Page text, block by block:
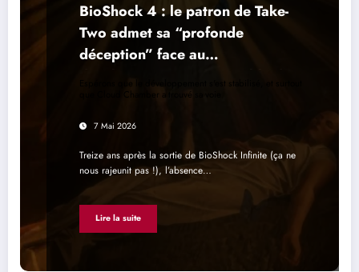
BioShock 4 : le patron de Take-
Two admet sa “profonde
déception” face au
développement interminable du
Espérons que le développement s'est stabilisé, et surtout
que Cloud Chamber a trouvé sa voie
7 Mai 2026
Treize ans après la sortie de BioShock Infinite (ça ne
nous rajeunit pas !), l’absence…
Lire la suite